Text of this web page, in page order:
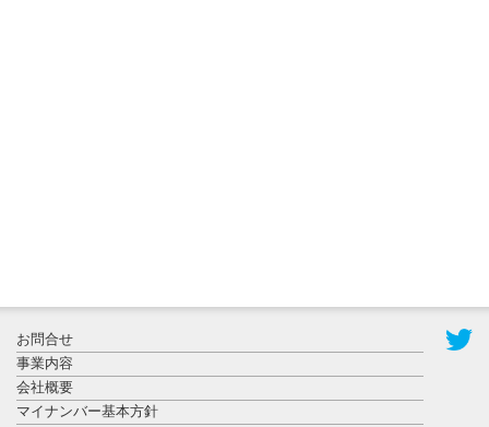
県警等と大
規模災害時
連携協定を
締結し...
お問合せ
事業内容
会社概要
マイナンバー基本方針